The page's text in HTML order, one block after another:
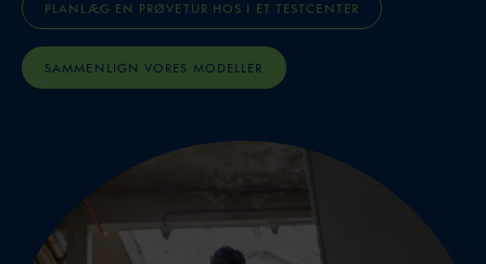
PLANLÆG EN PRØVETUR HOS I ET TESTCENTER
SAMMENLIGN VORES MODELLER